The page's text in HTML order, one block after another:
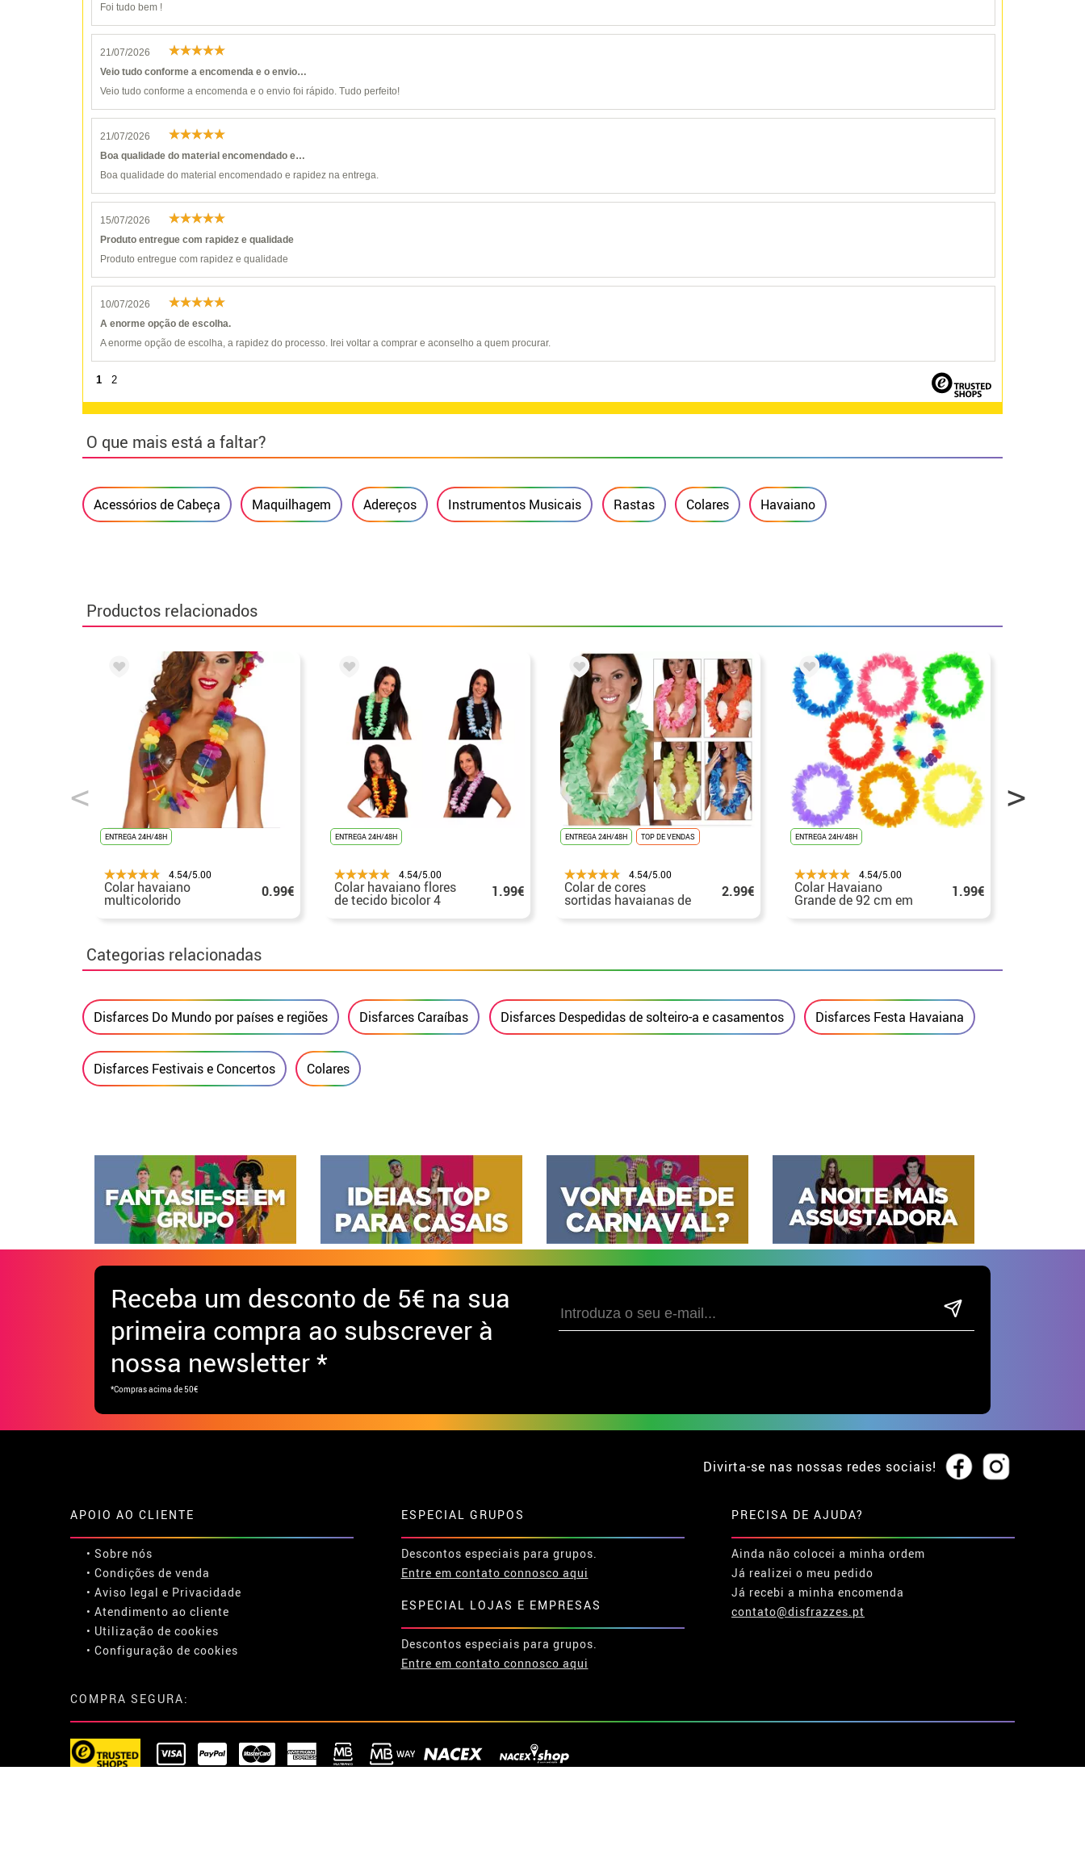
Foi tudo bem !
21/07/2026
Veio tudo conforme a encomenda e o envio…
Veio tudo conforme a encomenda e o envio foi rápido. Tudo perfeito!
21/07/2026
Boa qualidade do material encomendado e…
Boa qualidade do material encomendado e rapidez na entrega.
15/07/2026
Produto entregue com rapidez e qualidade
Produto entregue com rapidez e qualidade
10/07/2026
A enorme opção de escolha.
A enorme opção de escolha, a rapidez do processo. Irei voltar a comprar e aconselho a quem procurar.
1 2
O que mais está a faltar?
Acessórios de Cabeça Maquilhagem Adereços Instrumentos Musicais Rastas Colares Havaiano
Productos relacionados
ENTREGA 24H/48H
4.54/5.00
Colar havaiano
multicolorido 0.99€
ENTREGA 24H/48H
4.54/5.00
Colar havaiano flores
de tecido bicolor 4 1.99€
ENTREGA 24H/48H TOP DE VENDAS
4.54/5.00
Colar de cores
sortidas havaianas de 2.99€
ENTREGA 24H/48H
4.54/5.00
Colar Havaiano
Grande de 92 cm em 1.99€
Categorias relacionadas
Disfarces Do Mundo por países e regiões Disfarces Caraíbas Disfarces Despedidas de solteiro-a e casamentos Disfarces Festa Havaiana
Disfarces Festivais e Concertos Colares
Receba um desconto de 5€ na sua
primeira compra ao subscrever à
nossa newsletter *
*Compras acima de 50€
Divirta-se nas nossas redes sociais!
APOIO AO CLIENTE
• Sobre nós
• Condições de venda
• Aviso legal e Privacidade
• Atendimento ao cliente
• Utilização de cookies
• Configuração de cookies
ESPECIAL GRUPOS
Descontos especiais para grupos.
Entre em contato connosco aqui
ESPECIAL LOJAS E EMPRESAS
Descontos especiais para grupos.
Entre em contato connosco aqui
PRECISA DE AJUDA?
Ainda não colocei a minha ordem
Já realizei o meu pedido
Já recebi a minha encomenda
contato@disfrazzes.pt
COMPRA SEGURA: